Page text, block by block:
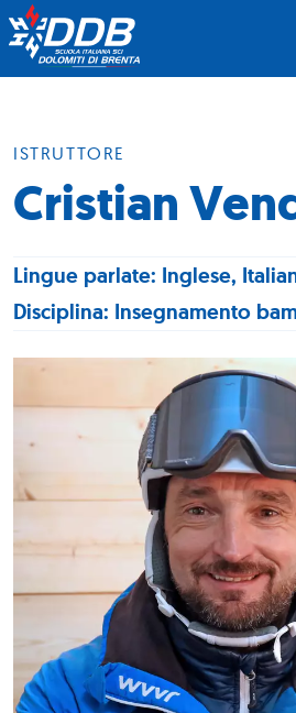
Cristian
ISTRUTTORE
Lingue parlate: Inglese,
Disciplina: Insegnamento